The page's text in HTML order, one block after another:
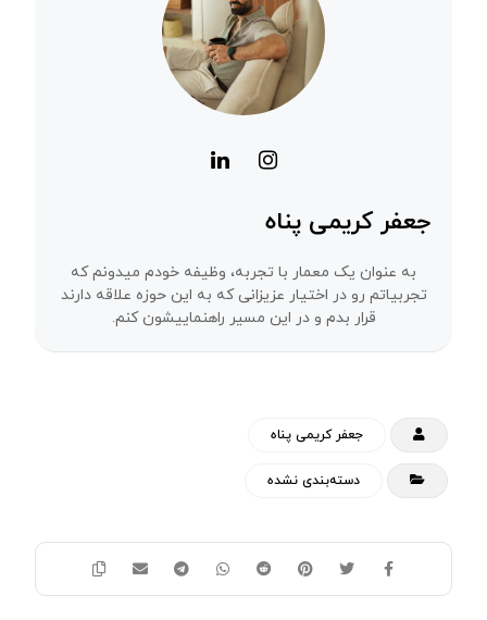
جعفر کریمی پناه
به عنوان یک معمار با تجربه، وظیفه خودم میدونم که
تجربیاتم رو در اختیار عزیزانی که به این حوزه علاقه دارند
قرار بدم و در این مسیر راهنماییشون کنم.
جعفر کریمی پناه
دسته‌بندی نشده